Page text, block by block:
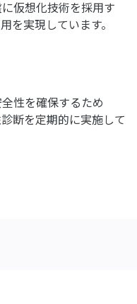
仮想化技術を採用す
を実現しています。
性を確保するため
断を定期的に実施して